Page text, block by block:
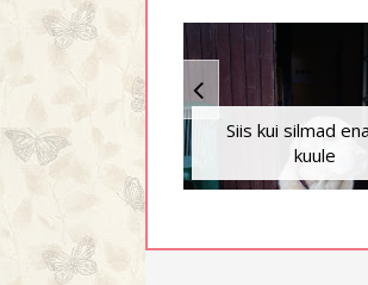
Siis kui silmad
kuule